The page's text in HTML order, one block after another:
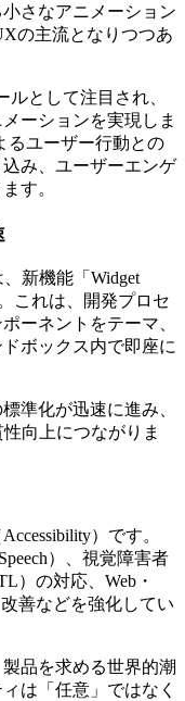
さなアニメーション
の主流となりつつあ
ルとして注目され、
ーションを実現しま
るユーザー行動との
み、ユーザーエンゲ
す。
新機能「Widget
これは、開発プロセ
ーネントをテーマ、
ボックス内で即座に
準化が迅速に進み、
向上につながりま
）です。
）、視覚障害者
）の対応、Web・
善などを強化してい
品を求める世界的潮
は「任意」ではなく